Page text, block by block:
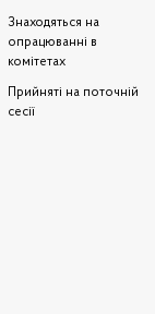
Знаходяться на
опрацюванні в
комітетах
Прийняті на поточній
сесії